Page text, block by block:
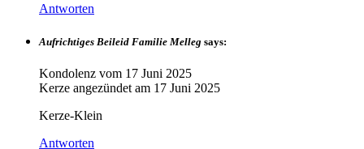
Antworten
Aufrichtiges Beileid Familie Melleg says:
Kondolenz vom 17 Juni 2025
Kerze angezündet am 17 Juni 2025
Kerze-Klein
Antworten